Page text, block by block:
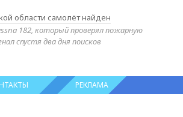
области самолёт найден
182, который проверял пожарную
спустя два дня поисков
РЕКЛАМА